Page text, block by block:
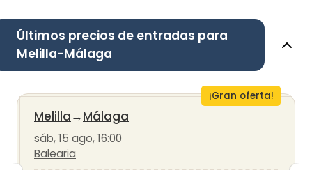
Últimos precios de entradas para
Melilla-Málaga
¡Gran oferta!
Melilla→Málaga
sáb, 15 ago, 16:00
Balearia